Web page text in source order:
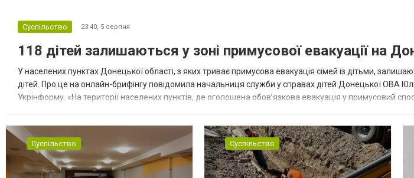
Суспільство 23:40, 5 серпня
118 дітей залишаються у зоні примусової евакуації на
У населених пунктах Донецької області, з яких триває примусова евакуація сімей із дітьми,
дітей. Про це на онлайн-брифінгу повідомила начальниця служби у справах дітей Донецької ОВА
Укрінформу. «На території населених пунктів, де оголошена обов’язкова евакуація у примусовий
Суспільство Суспільство